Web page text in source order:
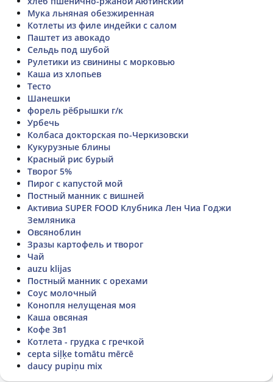
Мука льняная обезжиренная
Котлеты из филе индейки с салом
Паштет из авокадо
Сельдь под шубой
Рулетики из свинины с морковью
Каша из хлопьев
Тесто
Шанешки
форель рёбрышки г/к
Урбечь
Колбаса докторская по-Черкизовски
Кукурузные блины
Красный рис бурый
Творог 5%
Пирог с капустой мой
Постный манник с вишней
Активиа SUPER FOOD Клубника Лен Чиа Годжи
Земляника
Овсяноблин
Зразы картофель и творог
Чай
auzu klijas
Постный манник с орехами
Соус молочный
Конопля нелущеная моя
Каша овсяная
Кофе 3в1
Котлета - грудка с гречкой
cepta siļķe tomātu mērcē
daucy pupiņu mix